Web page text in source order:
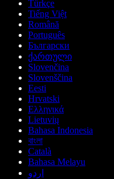
Türkçe
Tiếng Việt
Română
Português
Български
ქართული
Slovenčina
Slovenščina
Eesti
Hrvatski
Ελληνικά
Lietuvių
Bahasa Indonesia
বাংলা
Català
Bahasa Melayu
اردو